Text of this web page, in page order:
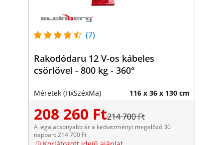
(7)
Rakodódaru 12 V-os kábeles
csörlővel - 800 kg - 360°
Méretek (HxSzéxMa) 116 x 36 x 130 cm
208 260 Ft214 700 Ft
A legalacsonyabb ár a kedvezményt megelőző 30
napban: 214 700 Ft